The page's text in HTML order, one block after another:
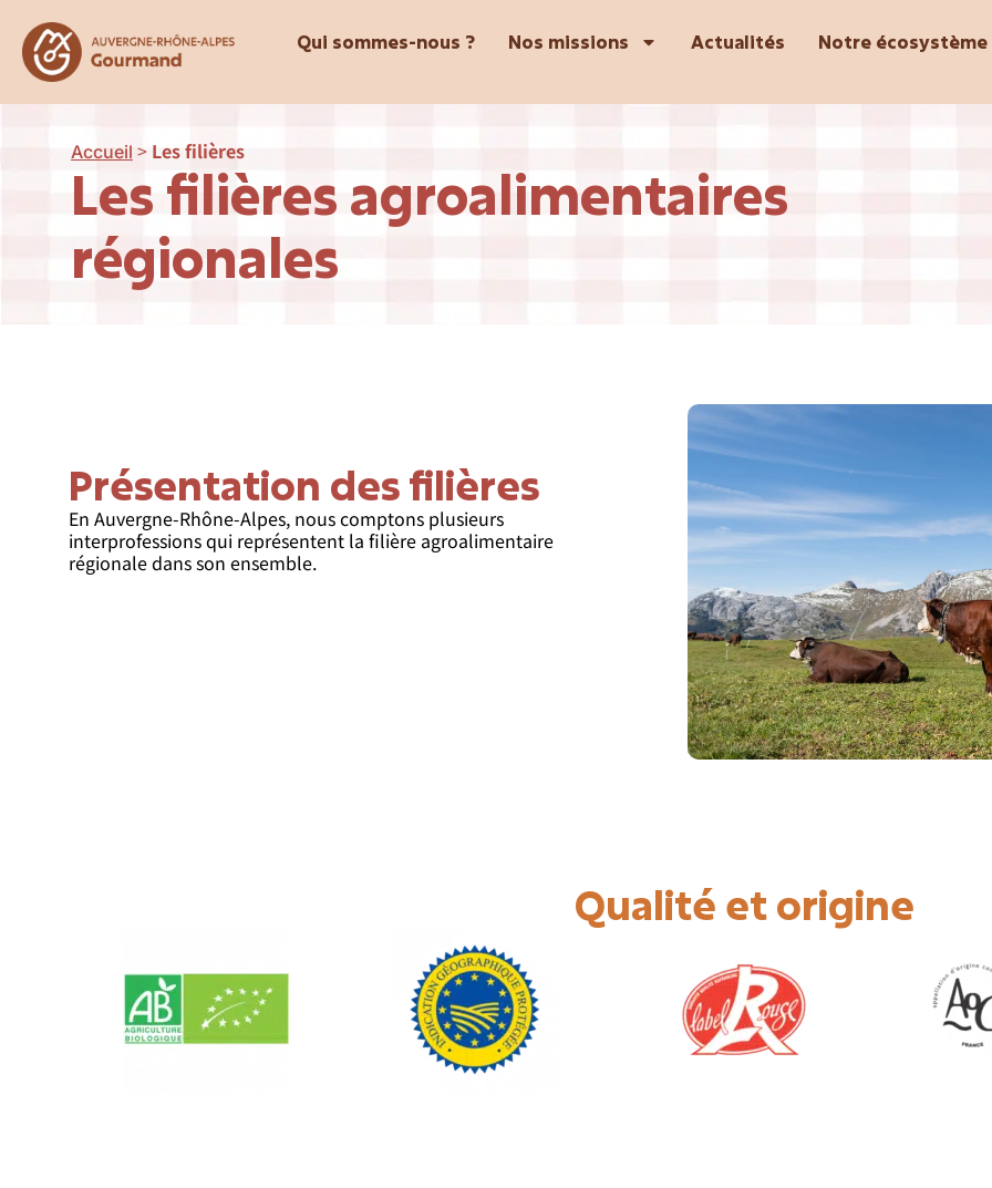
Qui sommes-nous ? Nos missions Actualités Notre écosystème
Accueil > Les filières
Les filières agroalimentaires
régionales
Présentation des filières
En Auvergne-Rhône-Alpes, nous comptons plusieurs
interprofessions qui représentent la filière agroalimentaire
régionale dans son ensemble.
Qualité et origine